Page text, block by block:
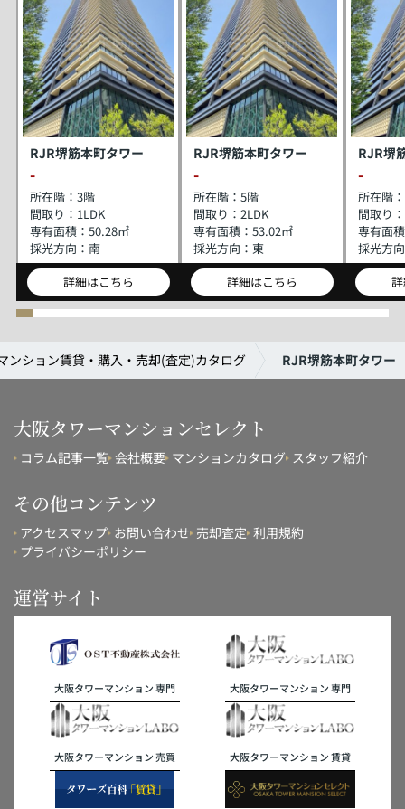
RJR堺筋本町タワー
-
所在階： 3階
間取り： 1LDK
専有面積： 50.28㎡
採光方向： 南
詳細はこちら
RJR堺筋本町タワー
-
所在階：5階
間取り：2LDK
専有面積：53.02㎡
採光方向： 東
詳細はこちら
RJR堺
-
所在階：
間取り：
専有面
採光方
ンション賃貸・購入・売却(査定)カタログ RJR堺筋本町タワー
大阪タワーマンションセレクト
コラム記事一覧 会社概要 マンションカタログ スタッフ紹介
その他コンテンツ
アクセスマップ お問い合わせ 売却査定 利用規約
プライバシーポリシー
運営サイト
大阪タワーマンション 専門 大阪タワーマンション 専門
大阪タワーマンション 売買 大阪タワーマンション 賃貸